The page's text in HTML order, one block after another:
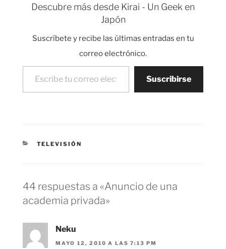
Para conseguirlo ha
Kinect para detectar
Descubre más desde Kirai - Un Geek en
Japón
Suscríbete y recibe las últimas entradas en tu
correo electrónico.
Escribe tu correo electrónico…
Suscribirse
CATEGORÍAS
TELEVISIÓN
44 respuestas a «Anuncio de una
academia privada»
Neku
MAYO 12, 2010 A LAS 7:13 PM